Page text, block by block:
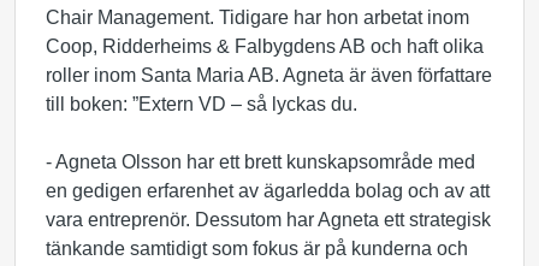
Chair Management. Tidigare har hon arbetat inom
Coop, Ridderheims & Falbygdens AB och haft olika
roller inom Santa Maria AB. Agneta är även författare
till boken: ”Extern VD – så lyckas du.
- Agneta Olsson har ett brett kunskapsområde med
en gedigen erfarenhet av ägarledda bolag och av att
vara entreprenör. Dessutom har Agneta ett strategisk
tänkande samtidigt som fokus är på kunderna och